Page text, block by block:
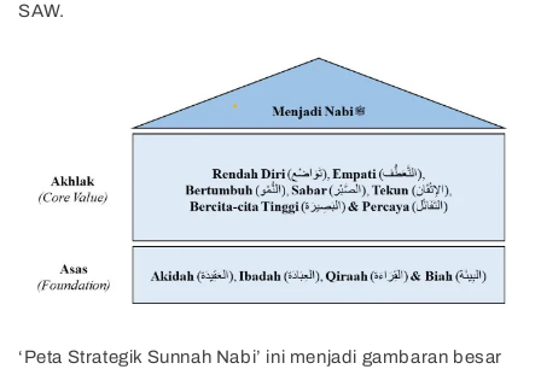
SAW.
‘Peta Strategik Sunnah Nabi’ ini menjadi gambaran besar